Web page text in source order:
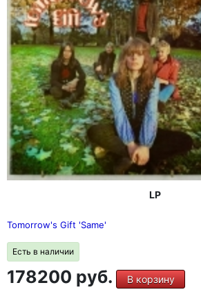
LP
Tomorrow's Gift 'Same'
Есть в наличии
178200 руб. В корзину